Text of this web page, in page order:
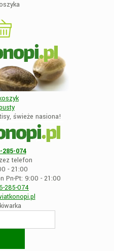
świeże nasiona!
285-074
telefon
- 21:00
Pn-Pt: 9:00 - 21:00
285-074
.pl